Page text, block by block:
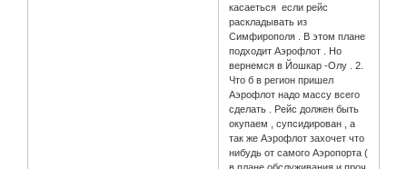
касаеться если рейс
раскладывать из
Симфирополя . В этом плане
подходит Аэрофлот . Но
вернемся в Йошкар -Олу . 2.
Что б в регион пришел
Аэрофлот надо массу всего
сделать . Рейс должен быть
окупаем , супсидирован , а
так же Аэрофлот захочет что
нибудь от самого Аэропорта (